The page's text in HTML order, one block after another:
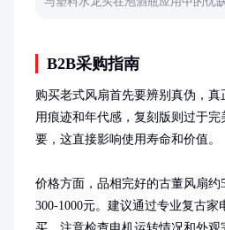
B2B采购指南
购买老式风扇首先要辨别真伪，
用痕迹和年代感，复刻版则过于
要，这直接影响使用寿命和价值。
价格方面，品相完好的古董风扇约
300-1000元。建议通过专业复古家